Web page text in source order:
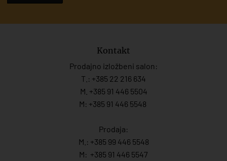
Kontakt
Prodajno izložbeni salon:
T.: +385 22 216 634
M. +385 91 446 5504
M: +385 91 446 5548
Prodaja:
M.: +385 99 446 5548
M: +385 91 446 5547